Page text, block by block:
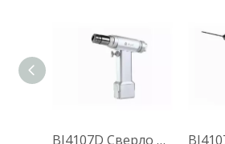
BJ4107D Сверло для расширения вертлужной впадины (Система 4000)